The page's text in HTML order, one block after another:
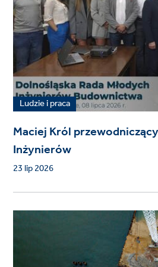
Ludzie i praca
Maciej Król
Inżynierów
23 lip 2026